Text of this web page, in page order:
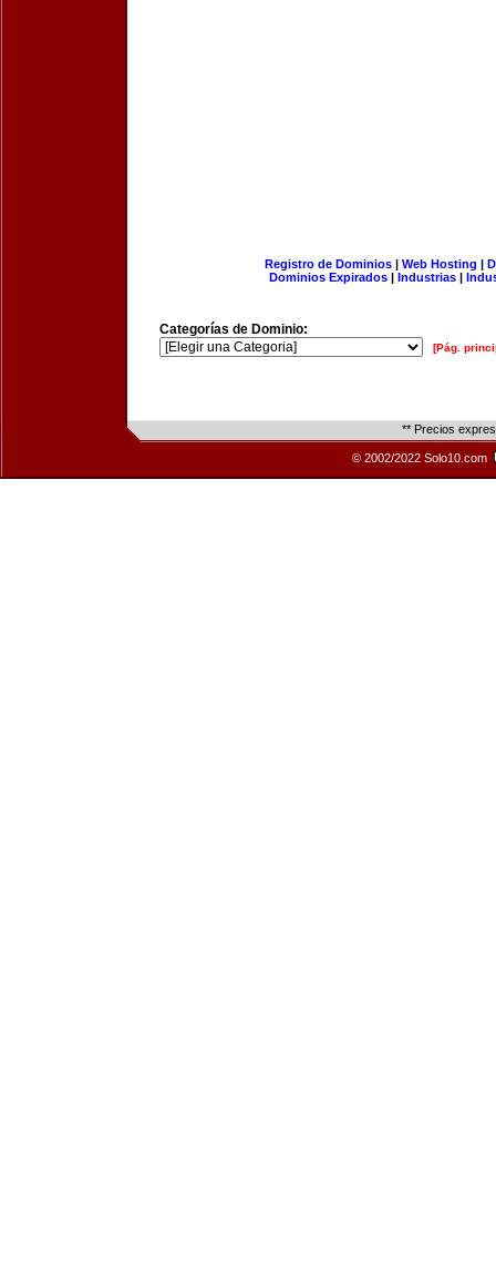
Registro de Dominios| Web Hosting |
Dominios Expirados | Industrias |
Categorías de Dominio:
[Pág.
** Precios
© 2002/2022 Solo10.com